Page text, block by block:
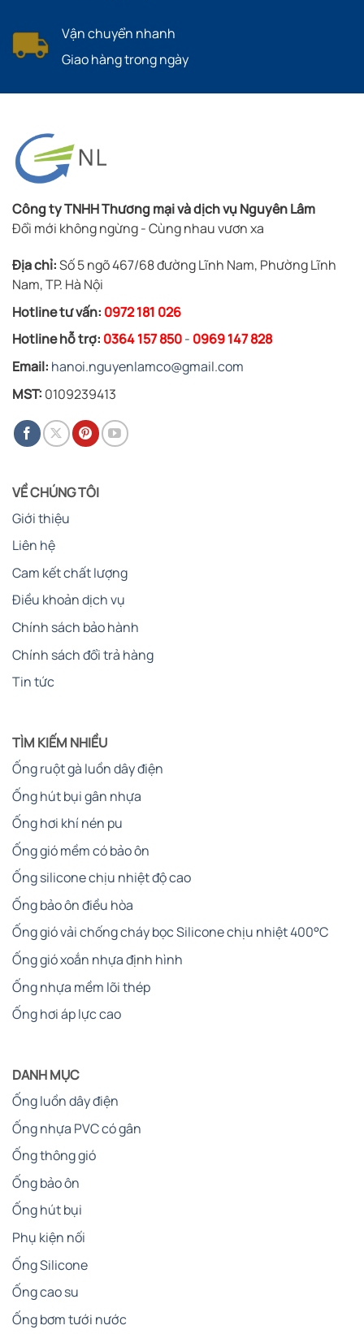
Vận chuyển nhanh
Giao hàng trong ngày
Công ty TNHH Thương mại và dịch vụ Nguyên Lâm
Đổi mới không ngừng - Cùng nhau vươn xa
Địa chỉ:Số 5 ngõ 467/68 đường Lĩnh Nam, Phường Lĩnh
Nam, TP. Hà Nội
Hotline tư vấn: 0972 181 026
Hotline hỗ trợ: 0364 157 850- 0969 147 828
Email: hanoi.nguyenlamco@gmail.com
MST: 0109239413
VỀ CHÚNG TÔI
Giới thiệu
Liên hệ
Cam kết chất lượng
Điều khoản dịch vụ
Chính sách bảo hành
Chính sách đổi trả hàng
Tin tức
TÌM KIẾM NHIỀU
Ống ruột gà luồn dây điện
Ống hút bụi gân nhựa
Ống hơi khí nén pu
Ống gió mềm có bảo ôn
Ống silicone chịu nhiệt độ cao
Ống bảo ôn điều hòa
Ống gió vải chống cháy bọc Silicone chịu nhiệt 400°C
Ống gió xoắn nhựa định hình
Ống nhựa mềm lõi thép
Ống hơi áp lực cao
DANH MỤC
Ống luồn dây điện
Ống nhựa PVC có gân
Ống thông gió
Ống bảo ôn
Ống hút bụi
Phụ kiện nối
Ống Silicone
Ống cao su
Ống bơm tưới nước